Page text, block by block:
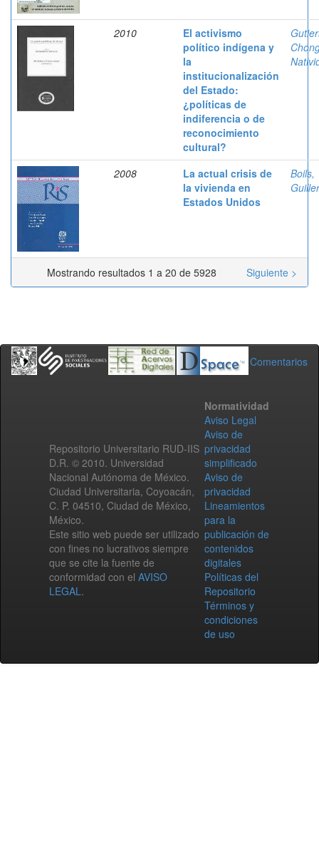
2010
El activismo
político indígena y
la
institucionalización
del Estado:
¿políticas de
indiferencia o de
reconocimiento
cultural?
2008
La actual crisis de
la vivienda en
Estados Unidos
Boils,
Mostrando resultados 1 a 20 de 5928 Siguiente >
Comentarios
Repositorio Universitario RUD-IIS
D.R. © 2010. Universidad
Nacional Autónoma de México.
Ciudad Universitaria, Coyoacán,
C. P. 04510, Ciudad de México,
México.
Este sitio web puede ser utilizado
con fines no lucrativos siempre
que se cite la fuente de
conformidad con el AVISO
LEGAL.
Normatividad
Aviso Legal
Aviso de
privacidad
simplificado
Aviso de
privacidad
Lineamientos
para la
publicación de
contenidos
digitales
Políticas del
Repositorio
Términos y
condiciones
de uso